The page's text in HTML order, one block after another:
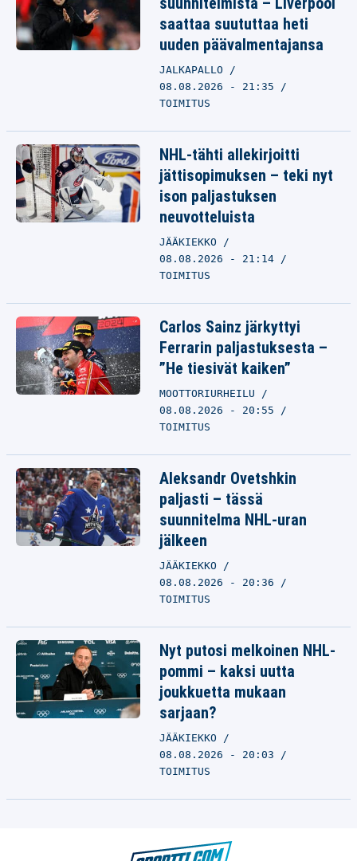
saattaa suututtaa heti
uuden päävalmentajansa
JALKAPALLO
08.08.2026 - 21:35
TOIMITUS
NHL-tähti allekirjoitti
jättisopimuksen – teki nyt
ison paljastuksen
neuvotteluista
JÄÄKIEKKO
08.08.2026 - 21:14
TOIMITUS
Carlos Sainz järkyttyi
Ferrarin paljastuksesta –
”He tiesivät kaiken”
MOOTTORIURHEILU
08.08.2026 - 20:55
TOIMITUS
Aleksandr Ovetshkin
paljasti – tässä
suunnitelma NHL-uran
jälkeen
JÄÄKIEKKO
08.08.2026 - 20:36
TOIMITUS
Nyt putosi melkoinen NHL-
pommi – kaksi uutta
joukkuetta mukaan
sarjaan?
JÄÄKIEKKO
08.08.2026 - 20:03
TOIMITUS